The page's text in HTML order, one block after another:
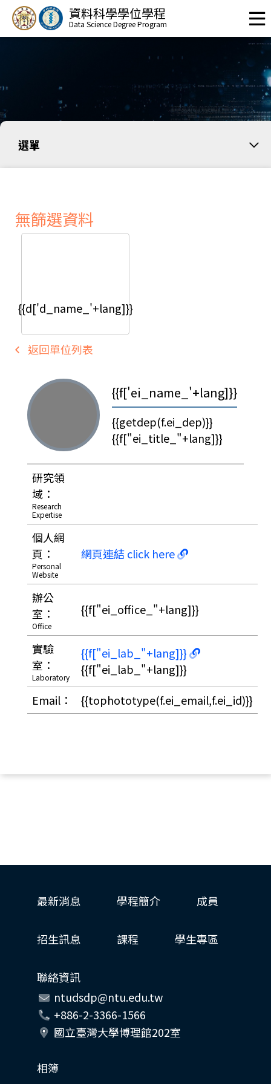
資料科學學位學程
Data Science Degree Program
選單
無篩選資料
{{d['d_name_'+lang]}}
返回單位列表
{{f['ei_name_'+lang]}}
{{getdep(f.ei_dep)}}
{{f["ei_title_"+lang]}}
研究領
域：
Research
Expertise
個人網
頁：
Personal
Website
網頁連結 click here
辦公
室：
Office
{{f["ei_office_"+lang]}}
實驗
室：
Laboratory
{{f["ei_lab_"+lang]}}
{{f["ei_lab_"+lang]}}
Email：
{{tophototype(f.ei_email,f.ei_id)}}
最新消息 學程簡介 成員
招生訊息 課程 學生專區
聯絡資訊
ntudsdp@ntu.edu.tw
+886-2-3366-1566
國立臺灣大學博理館202室
相簿